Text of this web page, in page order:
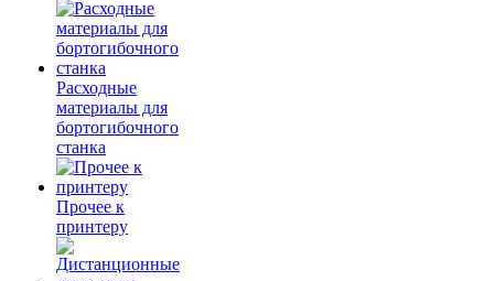
Расходные
материалы для
бортогибочного
станка
Прочее к
принтеру